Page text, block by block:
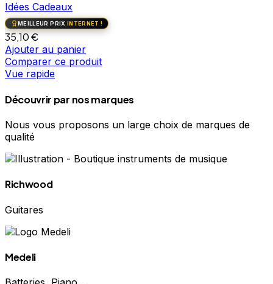
Idées Cadeaux
MEILLEUR PRIX INTERNET !
35,10€
Ajouter au panier
Comparer ce produit
Vue rapide
Découvrir par nos marques
Nous vous proposons un large choix de marques de
qualité
Richwood
Guitares
Medeli